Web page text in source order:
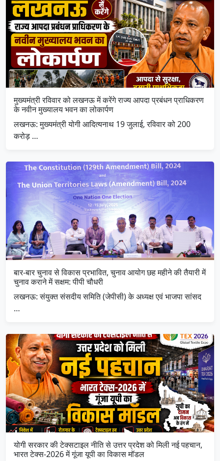
मुख्यमंत्री रविवार को लखनऊ में करेंगे राज्य आपदा प्रबंधन प्राधिकरण
के नवीन मुख्यालय भवन का लोकार्पण
लखनऊ: मुख्यमंत्री योगी आदित्यनाथ 19 जुलाई, रविवार को 200
करोड़ …
बार-बार चुनाव से विकास प्रभावित, चुनाव आयोग छह महीने की तैयारी में
चुनाव कराने में सक्षम: पीपी चौधरी
लखनऊ: संयुक्त संसदीय समिति (जेपीसी) के अध्यक्ष एवं भाजपा सांसद
…
योगी सरकार की टेक्सटाइल नीति से उत्तर प्रदेश को मिली नई पहचान,
भारत टेक्स-2026 में गूंजा यूपी का विकास मॉडल